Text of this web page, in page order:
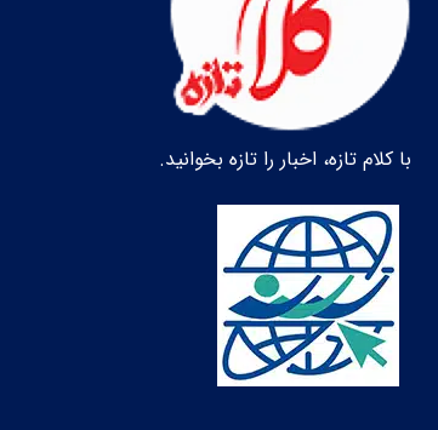
با کلام تازه، اخبار را تازه بخوانید.